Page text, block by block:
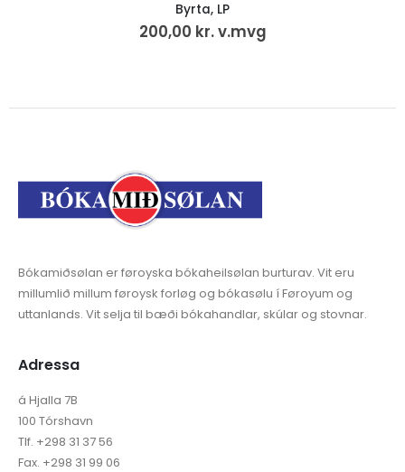
Byrta, LP
200,00 kr.v.mvg
Bókamiðsølan er føroyska bókaheilsølan burturav. Vit eru
millumlið millum føroysk forløg og bókasølu í Føroyum og
uttanlands. Vit selja til bæði bókahandlar, skúlar og stovnar.
Adressa
á Hjalla 7B
100 Tórshavn
Tlf. +298 31 37 56
Fax. +298 31 99 06